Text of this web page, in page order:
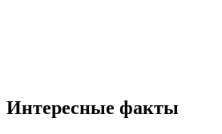
Интересные факты